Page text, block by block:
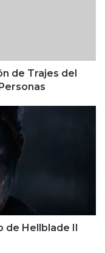
de Trajes del
de Hellblade II